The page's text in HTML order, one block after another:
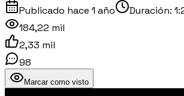
Publicado hace 1 año Duración:
184,22 mil
2,33 mil
98
Marcar como visto